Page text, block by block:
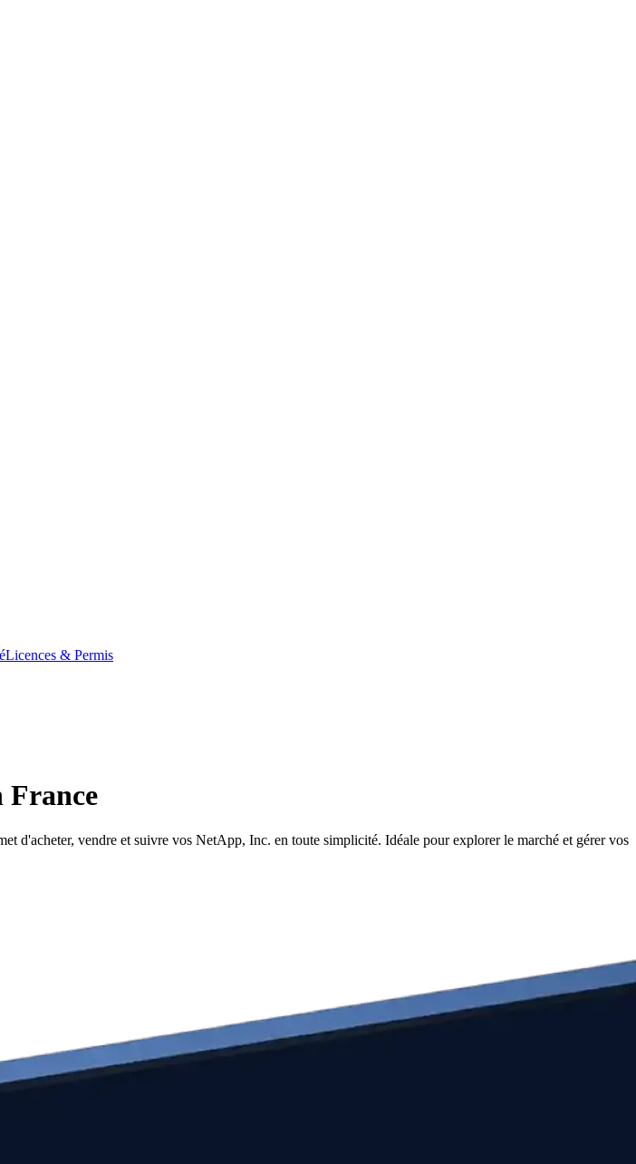
Licences & Permis
France
vendre et suivre vos NetApp, Inc. en toute simplicité. Idéale pour explorer le marché et gérer vos